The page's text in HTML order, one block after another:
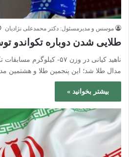
موسس و مدیرمسئول: دکتر محمدعلی نژادیان
طلایی شدن دوباره تکواندو
ناهید کیانی در وزن ۵۷-
مدال طلا شد؛ این پنجمین طلا و هشتمین
بیشتر بخوانید »